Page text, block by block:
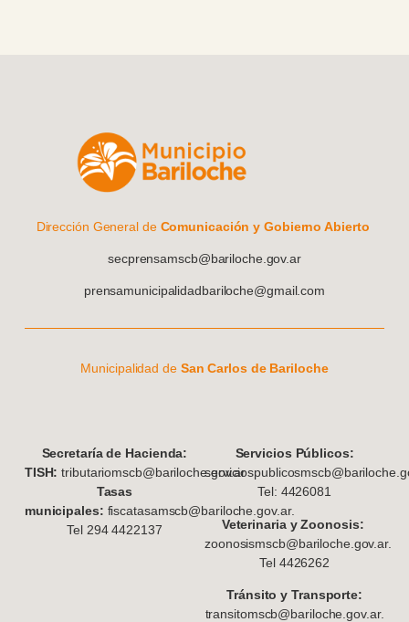
Dirección General de Comunicación y Gobierno Abierto
secprensamscb@bariloche.gov.ar
prensamunicipalidadbariloche@gmail.com
Municipalidad deSan Carlos de Bariloche
Secretaría de Hacienda:
TISH: tributariomscb@bariloche.gov.ar
Tasas
municipales: fiscatasamscb@bariloche.gov.ar.
Tel 294 4422137
Servicios Públicos:
Tel: 4426081
Veterinaria y Zoonosis:
zoonosismscb@bariloche.gov.ar.
Tel 4426262
Tránsito y Transporte:
transitomscb@bariloche.gov.ar.